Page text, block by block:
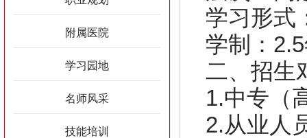
附属医院
学习园地
名师风采
技能培训
学习形式
学制：
二、招生
1.中专（
2.从业人